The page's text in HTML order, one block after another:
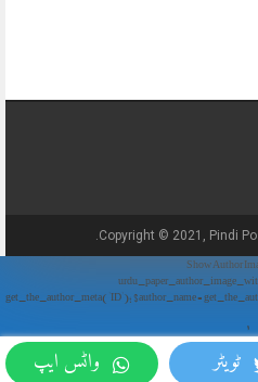
ٹویٹر واٹس ایپ
Copyright © 2021, Pindi
// Show Author
get_the_author_meta('ID'); $author_name =
'; return $author_html .